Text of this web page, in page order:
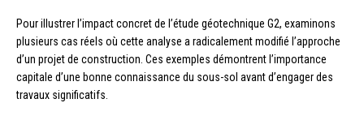
Pour illustrer l’impact concret de l’étude géotechnique G2, examinons
plusieurs cas réels où cette analyse a radicalement modifié l’approche
d’un projet de construction. Ces exemples démontrent l’importance
capitale d’une bonne connaissance du sous-sol avant d’engager des
travaux significatifs.